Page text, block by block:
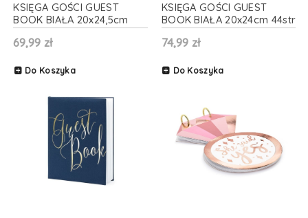
KSIĘGA GOŚCI GUEST
BOOK BIAŁA 20x24,5cm
44str
69,99 zł
Do Koszyka
KSIĘGA GOŚCI GUEST
BOOK BIAŁA 20x24cm 44str
74,99 zł
Do Koszyka